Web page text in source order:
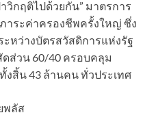
วิกฤติไปด้วยกัน” มาตรการ
าระค่าครองชีพครั้งใหญ่ ซึ่ง
หว่างบัตรสวัสดิการแห่งรัฐ
ส่วน 60/40 ครอบคลุม
สิ้น 43 ล้านคน ทั่วประเทศ
พลัส